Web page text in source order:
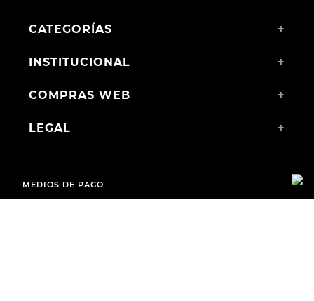
CATEGORÍAS +
INSTITUCIONAL +
COMPRAS WEB +
LEGAL +
MEDIOS DE PAGO